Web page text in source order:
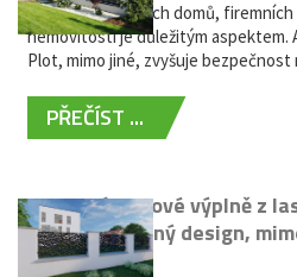
Oplocení rodinných domů, firemních
nemovitostí je důležitým aspektem.
Plot, mimo jiné, zvyšuje bezpečnost
PŘEČÍST ...
Moderní plotové výplně z
kovů: výjimečný design,
žádná údržba